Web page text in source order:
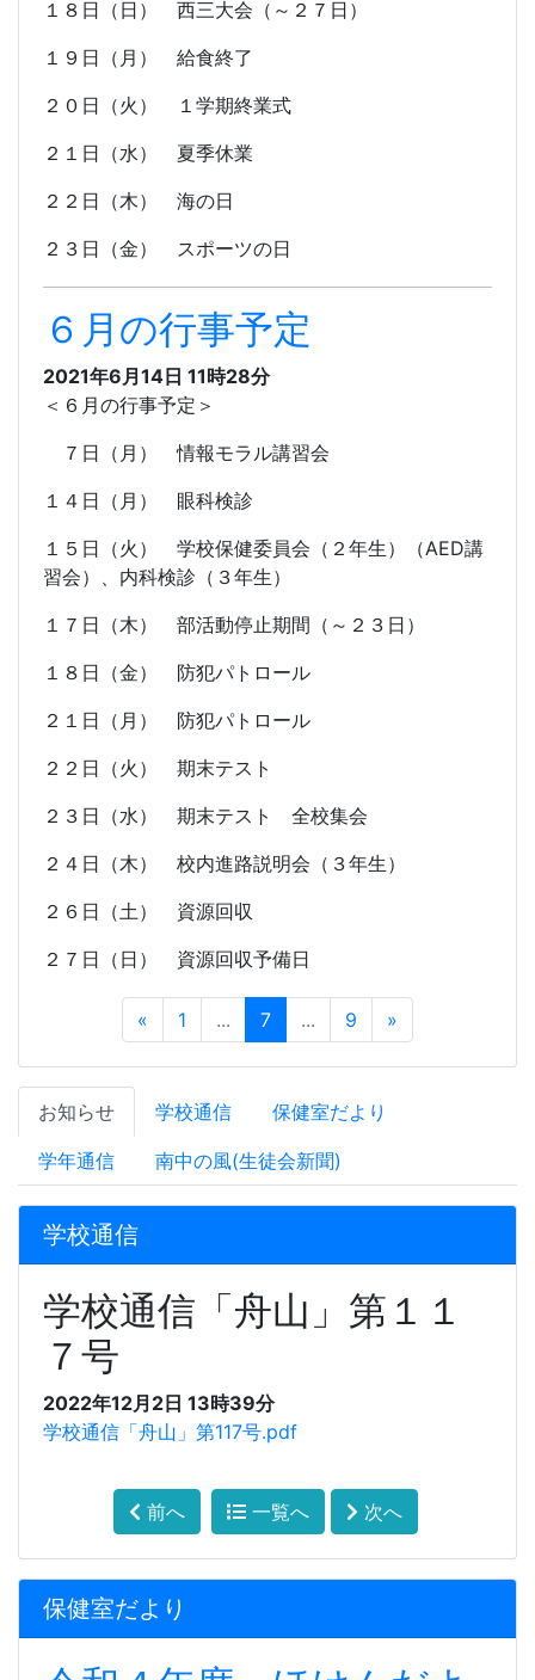
１８日（日） 西三大会（～２７日）
１９日（月） 給食終了
２０日（火） １学期終業式
２１日（水） 夏季休業
２２日（木） 海の日
２３日（金） スポーツの日
６月の行事予定
2021年6月14日 11時28分
＜６月の行事予定＞
７日（月） 情報モラル講習会
１４日（月） 眼科検診
１５日（火） 学校保健委員会（２年生）（AED講
習会）、内科検診（３年生）
１７日（木） 部活動停止期間（～２３日）
１８日（金） 防犯パトロール
２１日（月） 防犯パトロール
２２日（火） 期末テスト
２３日（水） 期末テスト 全校集会
２４日（木） 校内進路説明会（３年生）
２６日（土） 資源回収
２７日（日） 資源回収予備日
« 1 ... 7 ... 9 »
お知らせ 学校通信 保健室だより
学年通信 南中の風(生徒会新聞)
学校通信
学校通信「舟山」第１１
７号
2022年12月2日 13時39分
学校通信「舟山」第117号.pdf
前へ 一覧へ 次へ
保健室だより